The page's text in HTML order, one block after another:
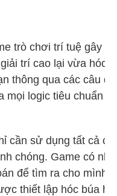
trò chơi trí tuệ gây
trí cao lại vừa hóc
thông qua các câu
mọi logic tiêu chuẩn
cần sử dụng tất cả
chóng. Game có
để tìm ra cho mình
thiết lập hóc búa